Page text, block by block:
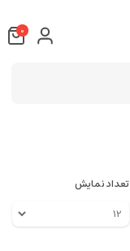
تعداد نمایش
0